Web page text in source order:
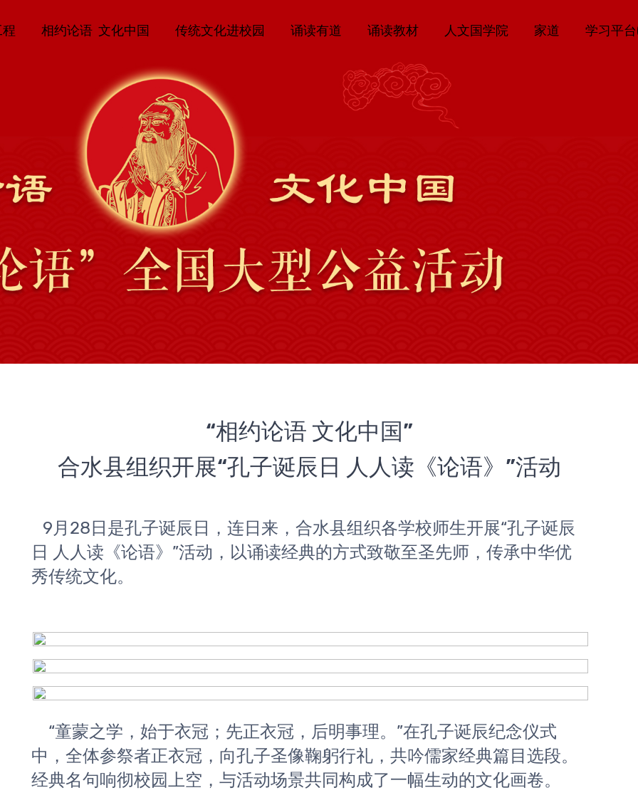
相约论语 文化中国 传统文化进校园 诵读有道 诵读教材 人文国学院 家道 学习平
“相约论语 文化中国”
合水县组织开展“孔子诞辰日 人人读《论语》”活动
9月28日是孔子诞辰日，连日来，合水县组织各学校师生开展“孔子诞辰
日 人人读《论语》”活动，以诵读经典的方式致敬至圣先师，传承中华优
秀传统文化。
中，全体参祭者正衣冠，向孔子圣像鞠躬行礼，共吟儒家经典篇目选段。
经典名句响彻校园上空，与活动场景共同构成了一幅生动的文化画卷。